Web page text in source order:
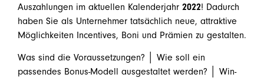
Auszahlungen im aktuellen Kalenderjahr 2022! Dadurch
haben Sie als Unternehmer tatsächlich neue, attraktive
Möglichkeiten Incentives, Boni und Prämien zu gestalten.
Was sind die Voraussetzungen? │ Wie soll ein
passendes Bonus-Modell ausgestaltet werden? │ Win-